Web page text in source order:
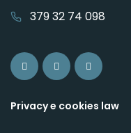
379 32 74 098
Privacy e cookies law